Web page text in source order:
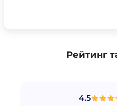
Рейтинг
4.5